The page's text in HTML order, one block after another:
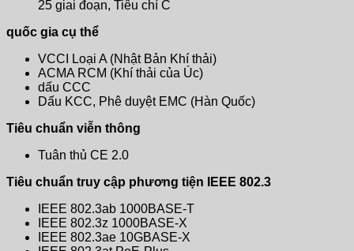
25 giai đoạn, Tiêu chí C
quốc gia cụ thể
VCCI Loại A (Nhật Bản Khí thải)
ACMA RCM (Khí thải của Úc)
dấu CCC
Dấu KCC, Phê duyệt EMC (Hàn Quốc)
Tiêu chuẩn viễn thông
Tuân thủ CE 2.0
Tiêu chuẩn truy cập phương tiện IEEE 802.3
IEEE 802.3ab 1000BASE-T
IEEE 802.3z 1000BASE-X
IEEE 802.3ae 10GBASE-X